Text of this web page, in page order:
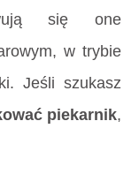
się one
w trybie
Jeśli szukasz
piekarnik,